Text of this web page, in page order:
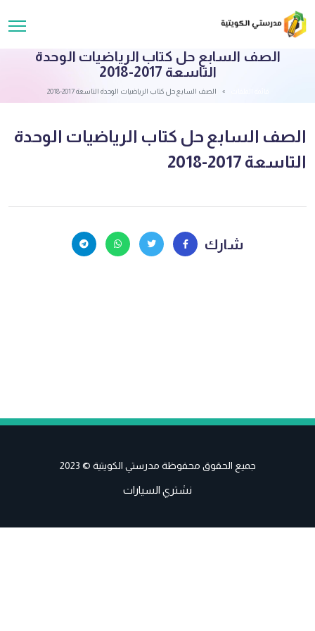
الصف السابع حل كتاب الرياضيات الوحدة
التاسعة 2017-2018
الصف السابع حل كتاب الرياضيات الوحدة التاسعة 2017-2018
الصف السابع حل كتاب الرياضيات الوحدة
التاسعة 2017-2018
شارك
جميع الحقوق محفوظة مدرستي الكويتية © 2023
نشتري السيارات